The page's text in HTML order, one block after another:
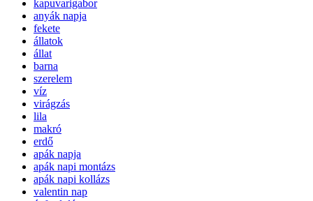
kapuvarigabor
anyák napja
fekete
állatok
állat
barna
szerelem
víz
virágzás
lila
makró
erdő
apák napja
apák napi montázs
apák napi kollázs
valentin nap